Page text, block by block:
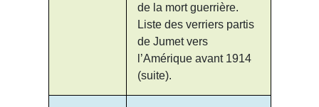
de la mort guerrière.
Liste des verriers partis
de Jumet vers
l’Amérique avant 1914
(suite).